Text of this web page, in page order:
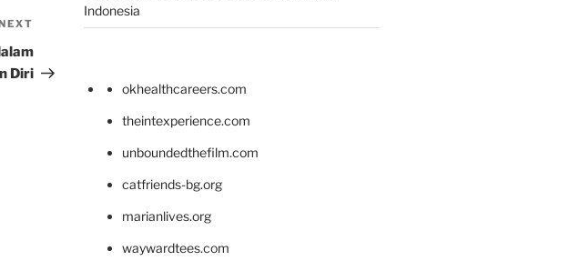
Post
Diri
Indonesia
okhealthcareers.com
theintexperience.com
unboundedthefilm.com
catfriends-bg.org
marianlives.org
waywardtees.com